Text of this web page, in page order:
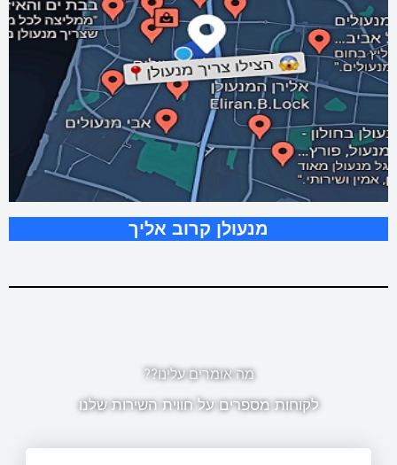
מנעולן קרוב אליך
מה אומרים עלינו??
לקוחות מספרים על חווית השירות שלנו